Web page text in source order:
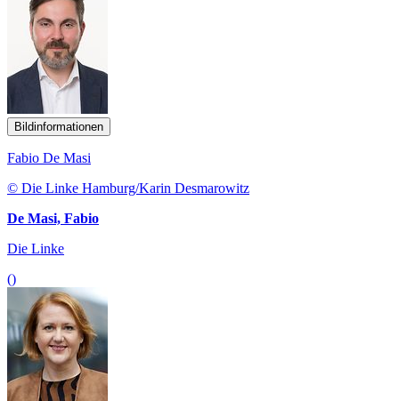
Bildinformationen
Fabio De Masi
© Die Linke Hamburg/Karin Desmarowitz
De Masi, Fabio
Die Linke
()